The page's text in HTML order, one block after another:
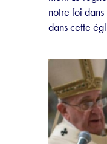
notre foi
dans cette